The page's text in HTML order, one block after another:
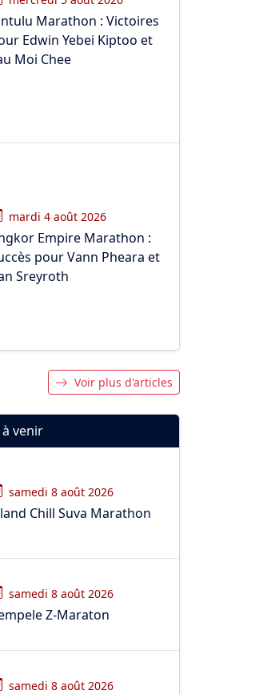
Marathon : Victoires
Edwin Yebei Kiptoo et
Moi Chee
mardi 4 août 2026
Empire Marathon :
pour Vann Pheara et
Sreyroth
Voir plus d'articles
venir
samedi 8 août 2026
Chill Suva Marathon
samedi 8 août 2026
Z-Maraton
samedi 8 août 2026